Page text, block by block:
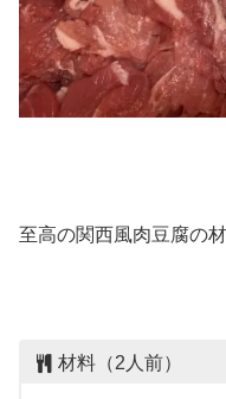
至高の関西風肉豆腐の
材料（2人前）